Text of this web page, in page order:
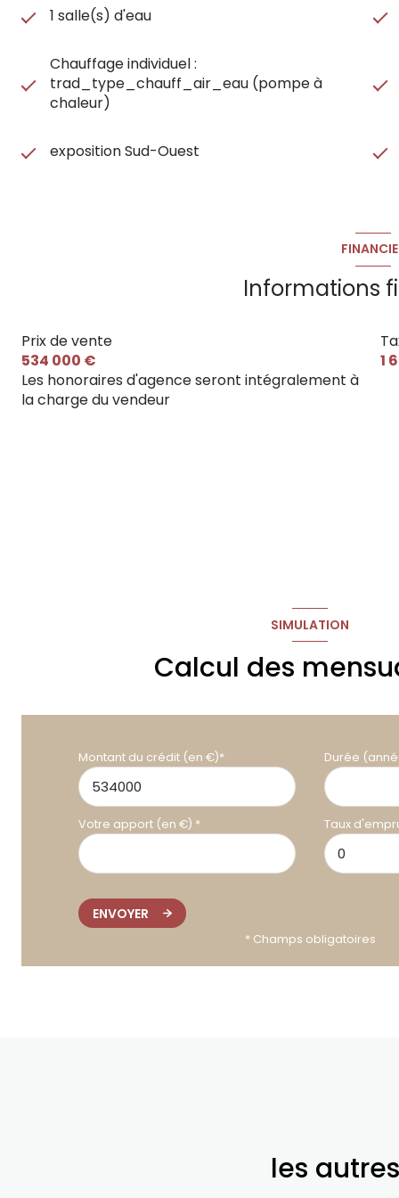
Les informations sur les risques auxquels ce bien est
Pour plus de renseignements et organiser une visite,
O6.73.04.40.61 RSAC 931189542 (EI) ou
GUYLENE BERGÉ pour organiser une visite au 04 30 78
1 salle(s) d'eau
Chauffage individuel :
trad_type_chauff_air_eau (pompe à
chaleur)
exposition Sud-Ouest
Informations
Prix de vente
534 000 €
Les honoraires d'agence seront intégralement à
la charge du vendeur
1
SIMULATION
Calcul des
Montant du crédit (en €)* Durée
Votre apport (en €) * Taux
ENVOYER
* Champs obligatoires
les